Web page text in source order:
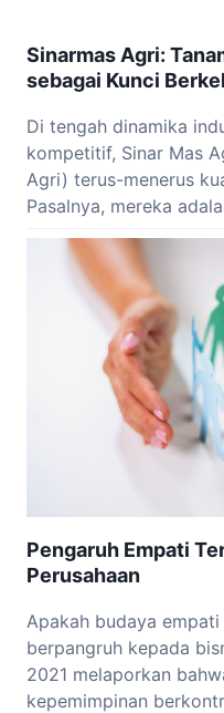
Sinarmas Agri:
sebagai Kunci
Di tengah dinamika
kompetitif, Sinar Mas
Agri) terus-menerus
Pasalnya, mereka
Pengaruh Empati
Perusahaan
Apakah budaya
berpangruh kepada
2021 melaporkan
kepemimpinan